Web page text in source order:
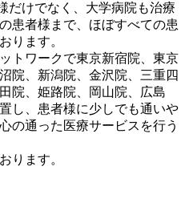
だけでなく、大学病院も治療
患者様まで、ほぼすべての患
ります。
トワークで東京新宿院、東京
院、新潟院、金沢院、三重四
院、姫路院、岡山院、広島
し、患者様に少しでも通いや
の通った医療サービスを行う
ります。